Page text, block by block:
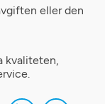
eller den
kvaliteten,